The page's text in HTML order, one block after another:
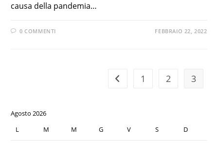
causa della pandemia…
0 COMMENTI FEBBRAIO 22, 2022
1 2 3
Agosto 2026
L
M M G V S D